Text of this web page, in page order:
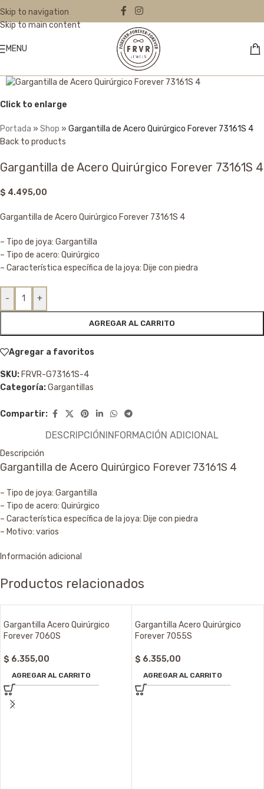
Skip to navigation
Skip to main content
MENU
Click to enlarge
Portada » Shop » Gargantilla de Acero Quirúrgico Forever 73161S 4
Back to products
Gargantilla de Acero Quirúrgico Forever 73161S 4
$ 4.495,00
Gargantilla de Acero Quirúrgico Forever 73161S 4
– Tipo de joya: Gargantilla
– Tipo de acero: Quirúrgico
– Característica específica de la joya: Dije con piedra
- +
AGREGAR AL CARRITO
Agregar a favoritos
SKU: FRVR-G73161S-4
Categoría:Gargantillas
Compartir:
DESCRIPCIÓNINFORMACIÓN ADICIONAL
Descripción
Gargantilla de Acero Quirúrgico Forever 73161S 4
– Tipo de joya: Gargantilla
– Tipo de acero: Quirúrgico
– Característica específica de la joya: Dije con piedra
– Motivo: varios
Información adicional
Productos relacionados
Gargantilla Acero Quirúrgico
Forever 7060S
$ 6.355,00
AGREGAR AL CARRITO
Gargantilla Acero Quirúrgico
Forever 7055S
$ 6.355,00
AGREGAR AL CARRITO